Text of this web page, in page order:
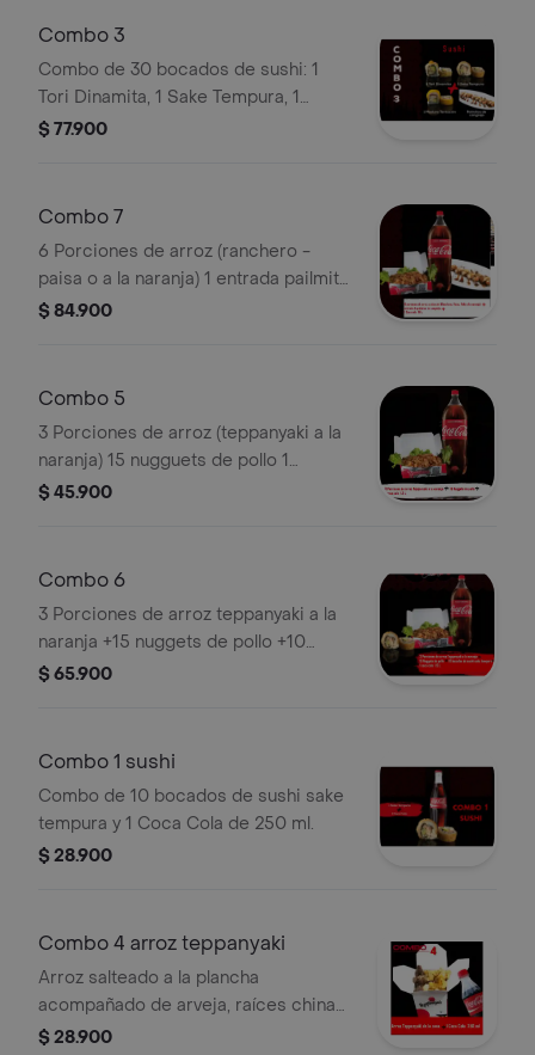
Combo 3
Combo de 30 bocados de sushi: 1
Tori Dinamita, 1 Sake Tempura, 1
Maduro Tentación y entrada de
$ 77.900
Combo 7
6 Porciones de arroz (ranchero -
paisa o a la naranja) 1 entrada pailmito
de cangrejo 1 coca cola 1.5l
$ 84.900
Combo 5
3 Porciones de arroz (teppanyaki a la
naranja) 15 nugguets de pollo 1
cocacola 1l
$ 45.900
Combo 6
3 Porciones de arroz teppanyaki a la
naranja +15 nuggets de pollo +10
bocados de sushi-sake tempura +1
$ 65.900
Combo 1 sushi
Combo de 10 bocados de sushi sake
tempura y 1 Coca Cola de 250 ml.
$ 28.900
Combo 4 arroz teppanyaki
Arroz salteado a la plancha
acompañado de arveja, raíces chinas,
huevo, camarón, calamar, solomo y
$ 28.900